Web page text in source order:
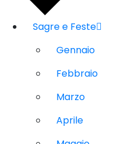
Sagre e Feste
Gennaio
Febbraio
Marzo
Aprile